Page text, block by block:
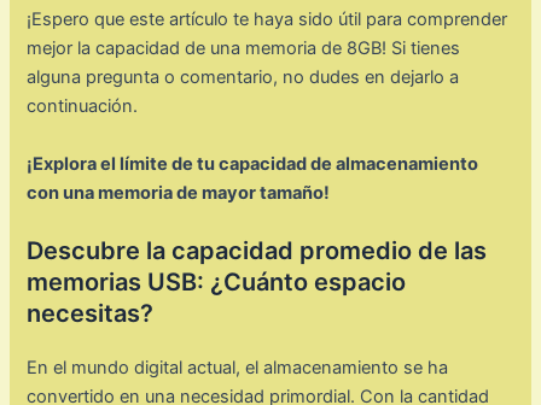
¡Espero que este artículo te haya sido útil para comprender
mejor la capacidad de una memoria de 8GB! Si tienes
alguna pregunta o comentario, no dudes en dejarlo a
continuación.
¡Explora el límite de tu capacidad de almacenamiento
con una memoria de mayor tamaño!
Descubre la capacidad promedio de las
memorias USB: ¿Cuánto espacio
necesitas?
En el mundo digital actual, el almacenamiento se ha
convertido en una necesidad primordial. Con la cantidad